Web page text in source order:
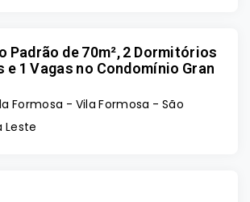
Padrão de 70m², 2 Dormitórios
e 1 Vagas no Condomínio Gran
Formosa - Vila Formosa - São
Leste